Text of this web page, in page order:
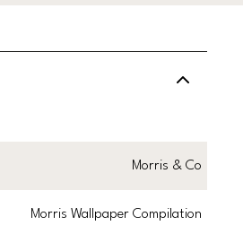
Morris & Co
Morris Wallpaper Compilation